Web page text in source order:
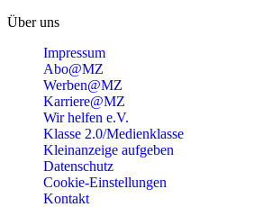
Über uns
Impressum
Abo@MZ
Werben@MZ
Karriere@MZ
Wir helfen e.V.
Klasse 2.0/Medienklasse
Kleinanzeige aufgeben
Datenschutz
Cookie-Einstellungen
Kontakt